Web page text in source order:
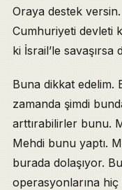
Oraya destek
Cumhuriyeti devleti
ki İsrail’le
Buna dikkat edelim.
zamanda şimdi
arttırabilirler bunu.
Mehdi bunu yaptı.
burada dolaşıyor.
operasyonlarına